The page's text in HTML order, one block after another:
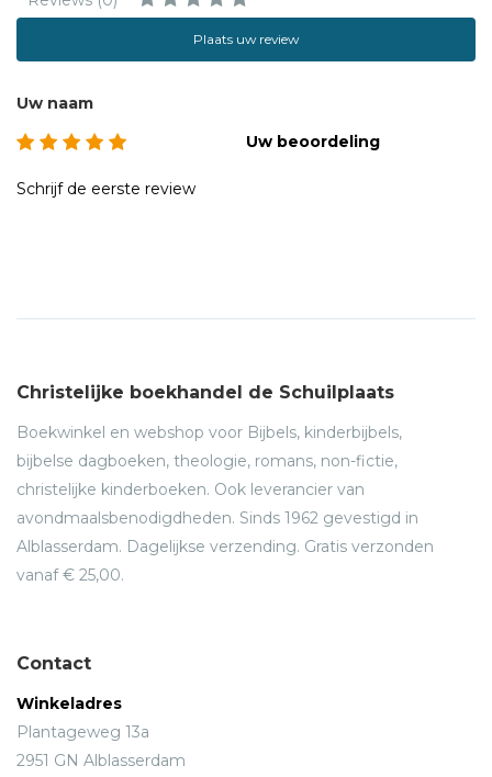
Plaats uw review
Uw naam
Uw beoordeling
Schrijf de eerste review
Christelijke boekhandel de Schuilplaats
Boekwinkel en webshop voor Bijbels, kinderbijbels,
bijbelse dagboeken, theologie, romans, non-fictie,
christelijke kinderboeken. Ook leverancier van
avondmaalsbenodigdheden. Sinds 1962 gevestigd in
Alblasserdam. Dagelijkse verzending. Gratis verzonden
vanaf € 25,00.
Contact
Winkeladres
Plantageweg 13a
2951 GN Alblasserdam